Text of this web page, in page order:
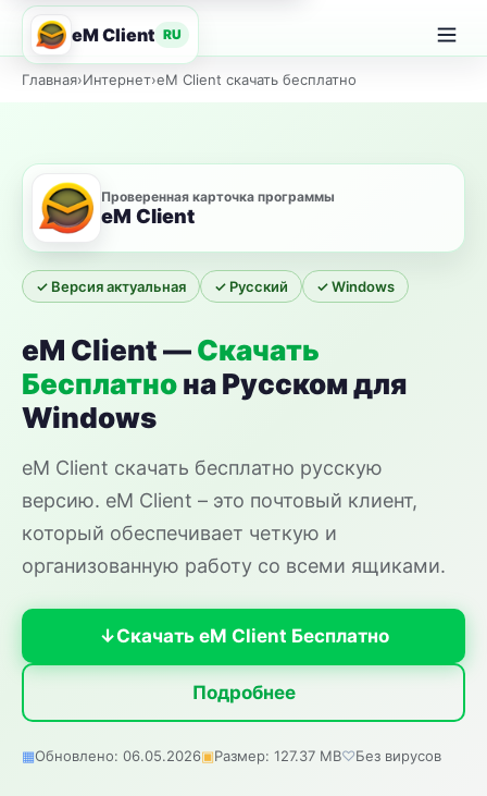
eM Client RU
Главная
Главная›Интернет›eM Client скачать бесплатно
Проверенная карточка программы
eM Client
✓ Версия актуальная ✓ Русский ✓ Windows
eM Client —Скачать
Бесплатнона Русском для
Windows
eM Client скачать бесплатно русскую
версию. eM Client – это почтовый клиент,
который обеспечивает четкую и
организованную работу со всеми ящиками.
Скачать eM Client Бесплатно
Подробнее
Обновлено: 06.05.2026 Размер: 127.37 MB Без вирусов